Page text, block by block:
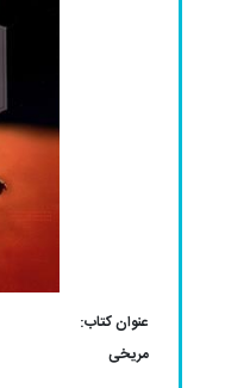
عنوان کتاب:
مریخی